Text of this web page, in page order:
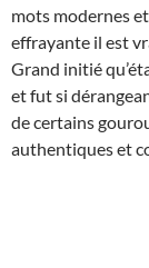
mots modernes
effrayante il est
Grand initié
et fut si
de certains
authentiques et